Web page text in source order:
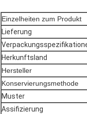
Einzelheiten zum Produkt
Lieferung
Herkunftsland
Hersteller
Konservierungsmethode
Muster
Assifizierung